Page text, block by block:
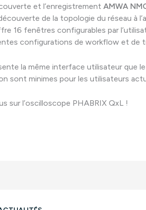
et l’enregistrement AMWA
de la topologie du réseau à
16 fenêtres configurables par
configurations de workflow et de
la même interface utilisateur que le
sont minimes pour les utilisateurs
sur l’oscilloscope PHABRIX QxL !